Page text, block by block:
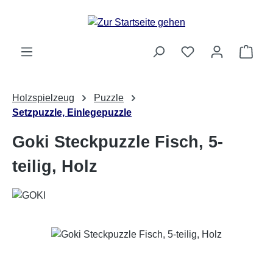
Zum Hauptinhalt springen
Holzspielzeug
Puzzle
Setzpuzzle, Einlegepuzzle
Goki Steckpuzzle Fisch, 5-
teilig, Holz
Bildergalerie überspringen